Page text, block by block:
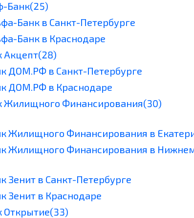
Банк(25)
Банк в Санкт-Петербурге
Банк в Краснодаре
Акцепт(28)
ДОМ.РФ в Санкт-Петербурге
ДОМ.РФ в Краснодаре
Жилищного Финансирования(30)
Жилищного Финансирования в
Жилищного Финансирования в
Зенит в Санкт-Петербурге
Зенит в Краснодаре
Открытие(33)